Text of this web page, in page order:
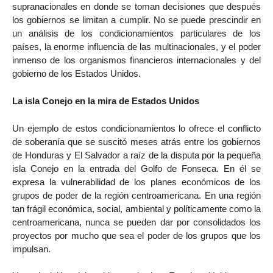
supranacionales en donde se toman decisiones que después
los gobiernos se limitan a cumplir. No se puede prescindir en
un análisis de los condicionamientos particulares de los
países, la enorme influencia de las multinacionales, y el poder
inmenso de los organismos financieros internacionales y del
gobierno de los Estados Unidos.
La isla Conejo en la mira de Estados Unidos
Un ejemplo de estos condicionamientos lo ofrece el conflicto
de soberanía que se suscitó meses atrás entre los gobiernos
de Honduras y El Salvador a raíz de la disputa por la pequeña
isla Conejo en la entrada del Golfo de Fonseca. En él se
expresa la vulnerabilidad de los planes económicos de los
grupos de poder de la región centroamericana. En una región
tan frágil económica, social, ambiental y políticamente como la
centroamericana, nunca se pueden dar por consolidados los
proyectos por mucho que sea el poder de los grupos que los
impulsan.